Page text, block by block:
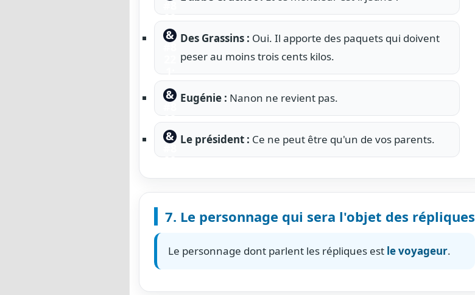
Des Grassins : Oui. Il apporte des paquets qui doivent
peser au moins trois cents kilos.
Eugénie : Nanon ne revient pas.
Le président : Ce ne peut être qu'un de vos parents.
7. Le personnage qui sera l'objet des répliques
Le personnage dont parlent les répliques est le voyageur.